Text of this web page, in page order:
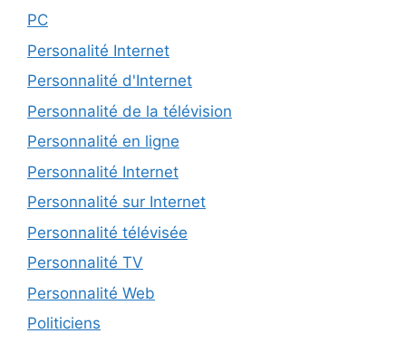
PC
Personalité Internet
Personnalité d'Internet
Personnalité de la télévision
Personnalité en ligne
Personnalité Internet
Personnalité sur Internet
Personnalité télévisée
Personnalité TV
Personnalité Web
Politiciens